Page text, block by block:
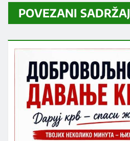
POVEZANI